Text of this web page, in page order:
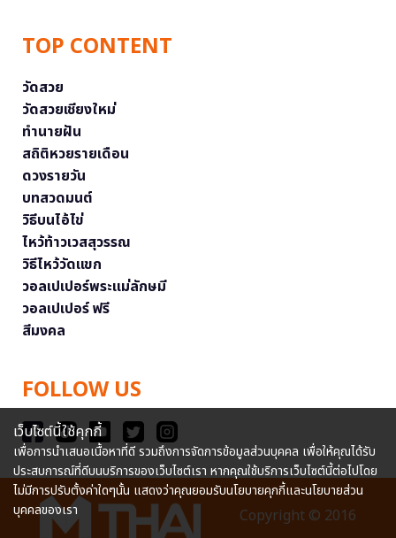
TOP CONTENT
วัดสวย
วัดสวยเชียงใหม่
ทำนายฝัน
สถิติหวยรายเดือน
ดวงรายวัน
บทสวดมนต์
วิธีบนไอ้ไข่
ไหว้ท้าวเวสสุวรรณ
วิธีไหว้วัดแขก
วอลเปเปอร์พระแม่ลักษมี
วอลเปเปอร์ ฟรี
สีมงคล
FOLLOW US
Copyright © 2016
เว็บไซต์นี้ใช้คุกกี้
เพื่อการนำเสนอเนื้อหาที่ดี รวมถึงการจัดการข้อมูลส่วนบุคคล เพื่อให้คุณได้รับ
ประสบการณ์ที่ดีบนบริการของเว็บไซต์เรา หากคุณใช้บริการเว็บไซต์นี้ต่อไปโดย
ไม่มีการปรับตั้งค่าใดๆนั้น แสดงว่าคุณยอมรับนโยบายคุกกี้และนโยบายส่วน
บุคคลของเรา